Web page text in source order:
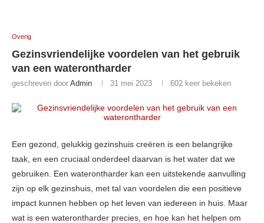
Overig
Gezinsvriendelijke voordelen van het gebruik
van een waterontharder
geschreven door Admin 31 mei 2023 602 keer bekeken
Een gezond, gelukkig gezinshuis creëren is een belangrijke
taak, en een cruciaal onderdeel daarvan is het water dat we
gebruiken. Een waterontharder kan een uitstekende aanvulling
zijn op elk gezinshuis, met tal van voordelen die een positieve
impact kunnen hebben op het leven van iedereen in huis. Maar
wat is een waterontharder precies, en hoe kan het helpen om